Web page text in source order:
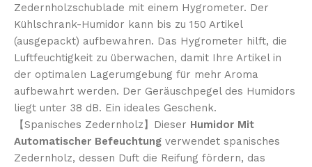
Zedernholzschublade mit einem Hygrometer. Der
Kühlschrank-Humidor kann bis zu 150 Artikel
(ausgepackt) aufbewahren. Das Hygrometer hilft, die
Luftfeuchtigkeit zu überwachen, damit Ihre Artikel in
der optimalen Lagerumgebung für mehr Aroma
aufbewahrt werden. Der Geräuschpegel des Humidors
liegt unter 38 dB. Ein ideales Geschenk.
【Spanisches Zedernholz】Dieser Humidor Mit
Automatischer Befeuchtung verwendet spanisches
Zedernholz, dessen Duft die Reifung fördern, das